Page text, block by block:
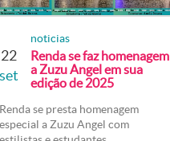
22
set
noticias
Renda se faz homenagem
a Zuzu Angel em sua
edição de 2025
Renda se presta homenagem
especial a Zuzu Angel com